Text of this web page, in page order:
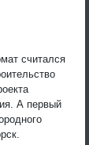
считался
А первый